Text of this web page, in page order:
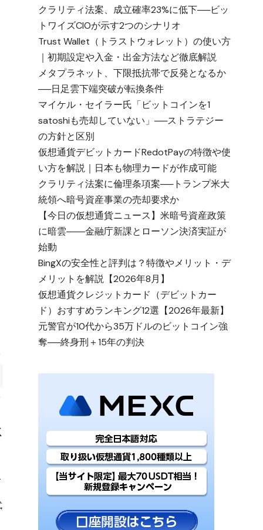
クラリティ法案、成立確率23%に低下──ビッ
トワイズCIOが示す2つのシナリオ
Trust Wallet（トラストウォレット）の使い方
｜初期設定や入金・出金方法など徹底解説
メタプラネット、下限抵抗帯で反発となるか
──日足雲下端突破が転換条件
マイケル・セイラー氏「ビットコインを1
satoshiも売却していない」──ストラテジー
の方針と区別
仮想通貨デビットカードRedotPayの特徴や使
い方を解説｜日本も物理カードが作成可能
クラリティ法案に倫理条項案──トランプ米大
統領へ暗号資産事業の売却要求か
【今日の仮想通貨ニュース】米暗号資産政策
に暗雲――金融庁新課とローソン決済実証が
始動
BingXの安全性と評判は？特徴やメリット・デ
メリットを解説【2026年8月】
仮想通貨クレジットカード（デビットカー
ド）おすすめランキング12選【2026年最新】
元警官が10代から35万ドルのビットコイン強
奪──終身刑＋15年の判決